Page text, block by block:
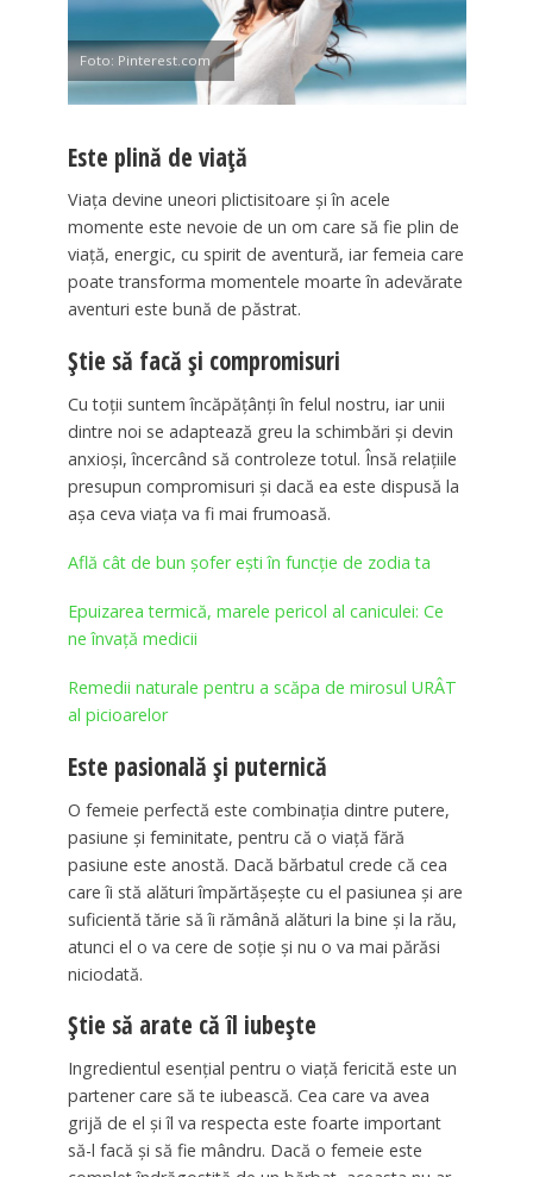
Foto: Pinterest.com
Este plină de viață
Viața devine uneori plictisitoare și în acele
momente este nevoie de un om care să fie plin de
viață, energic, cu spirit de aventură, iar femeia care
poate transforma momentele moarte în adevărate
aventuri este bună de păstrat.
Știe să facă și compromisuri
Cu toții suntem încăpățânți în felul nostru, iar unii
dintre noi se adaptează greu la schimbări și devin
anxioși, încercând să controleze totul. Însă relațiile
presupun compromisuri și dacă ea este dispusă la
așa ceva viața va fi mai frumoasă.
Află cât de bun şofer eşti în funcţie de zodia ta
Epuizarea termică, marele pericol al caniculei: Ce
ne învaţă medicii
Remedii naturale pentru a scăpa de mirosul URÂT
al picioarelor
Este pasională și puternică
O femeie perfectă este combinația dintre putere,
pasiune și feminitate, pentru că o viață fără
pasiune este anostă. Dacă bărbatul crede că cea
care îi stă alături împărtășește cu el pasiunea și are
suficientă tărie să îi rămână alături la bine și la rău,
atunci el o va cere de soție și nu o va mai părăsi
niciodată.
Știe să arate că îl iubește
Ingredientul esențial pentru o viață fericită este un
partener care să te iubească. Cea care va avea
grijă de el și îl va respecta este foarte important
să-l facă și să fie mândru. Dacă o femeie este